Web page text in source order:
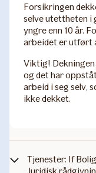
Forsikringen
selve utettheten i
yngre enn 10 år.
arbeidet er utført
Viktig!
og det har
arbeid i seg selv,
ikke dekket.
Tjenester: If